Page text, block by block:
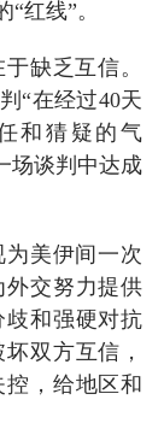
红线”。
缺乏互信。
“在经过40天
和猜疑的气
场谈判中达成
美伊间一次
交努力提供
歧和强硬对抗
双方互信，
，给地区和